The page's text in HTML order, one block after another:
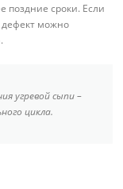
поздние сроки. Если
дефект можно
угревой сыпи –
цикла.